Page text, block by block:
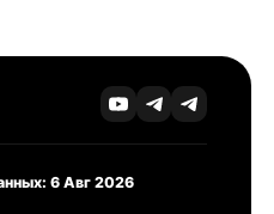
6 Авг 2026